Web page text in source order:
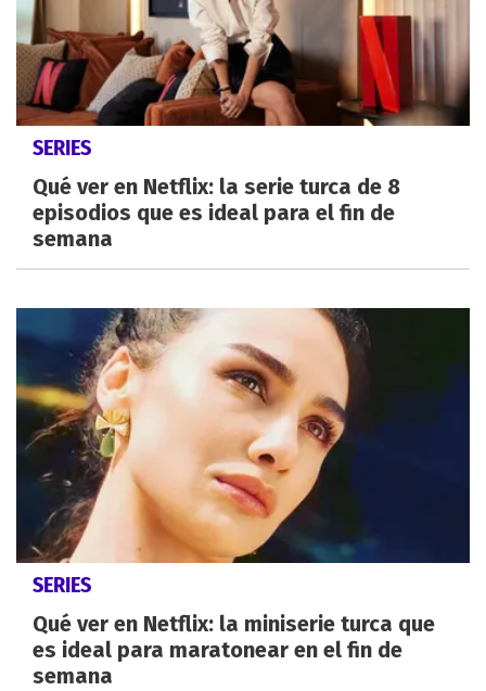
SERIES
Qué ver en Netflix: la serie turca de 8
episodios que es ideal para el fin de
semana
SERIES
Qué ver en Netflix: la miniserie turca que
es ideal para maratonear en el fin de
semana